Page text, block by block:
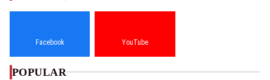
Facebook YouTube
POPULAR